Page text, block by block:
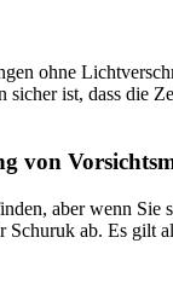
ohne
ist, dass die
von
aber wenn
ab. Es gilt